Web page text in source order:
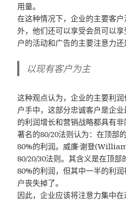
用量。
在这种情况下，企业的主要客
外，他们还可以享受会员可以
户的活动和广告的主要注意力还
以现有客户为主
这种观点认为，企业的主要利
户手中，这部分忠诚客户是企
的利润增长和营销战略都具有非
著名的80/20法则认为：在顶部
80%的利润。威廉·谢登
80/20/30法则。其含义是在顶部
80%的利润，但其中一半的利
户丧失掉了。
因此，企业应该将注意力集中